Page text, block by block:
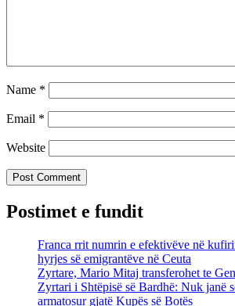
Name *
Email *
Website
Postimet e fundit
Franca rrit numrin e efektivëve në
hyrjes së emigrantëve në Ceuta
Zyrtare, Mario Mitaj transferohet te
Zyrtari i Shtëpisë së Bardhë: Nuk janë
armatosur gjatë Kupës së Botës